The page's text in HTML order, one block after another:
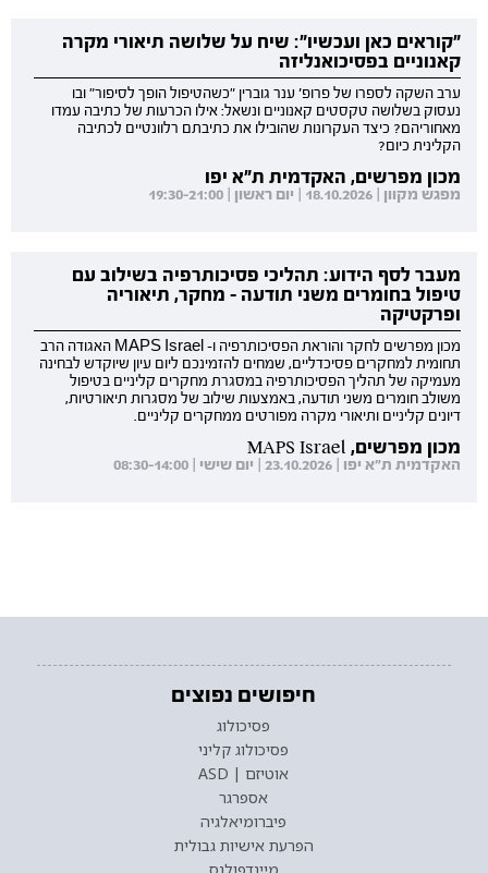
"קוראים כאן ועכשיו": שיח על שלושה תיאורי מקרה
קאנוניים בפסיכואנליזה
ערב השקה לספרו של פרופ' ענר גוברין "כשהטיפול הופך לסיפור" ובו
נעסוק בשלושה טקסטים קאנוניים ונשאל: אילו הכרעות של כתיבה עמדו
מאחוריהם? כיצד העקרונות שהובילו את כתיבתם רלוונטיים לכתיבה
הקלינית כיום?
מכון מפרשים, האקדמית ת"א יפו
מפגש מקוון | 18.10.2026 | יום ראשון | 19:30-21:00
מעבר לסף הידוע: תהליכי פסיכותרפיה בשילוב עם
טיפול בחומרים משני תודעה - מחקר, תיאוריה
ופרקטיקה
מכון מפרשים לחקר והוראת הפסיכותרפיה ו- MAPS Israel האגודה הרב
תחומית למחקרים פסיכדליים, שמחים להזמינכם ליום עיון שיוקדש לבחינה
מעמיקה של תהליך הפסיכותרפיה במסגרת מחקרים קליניים בטיפול
משולב חומרים משני תודעה, באמצעות שילוב של מסגרות תיאורטיות,
דיונים קליניים ותיאורי מקרה מפורטים ממחקרים קליניים.
מכון מפרשים, MAPS Israel
האקדמית ת"א יפו | 23.10.2026 | יום שישי | 08:30-14:00
חיפושים נפוצים
פסיכולוג
פסיכולוג קליני
אוטיזם | ASD
אספרגר
פיברומיאלגיה
הפרעת אישיות גבולית